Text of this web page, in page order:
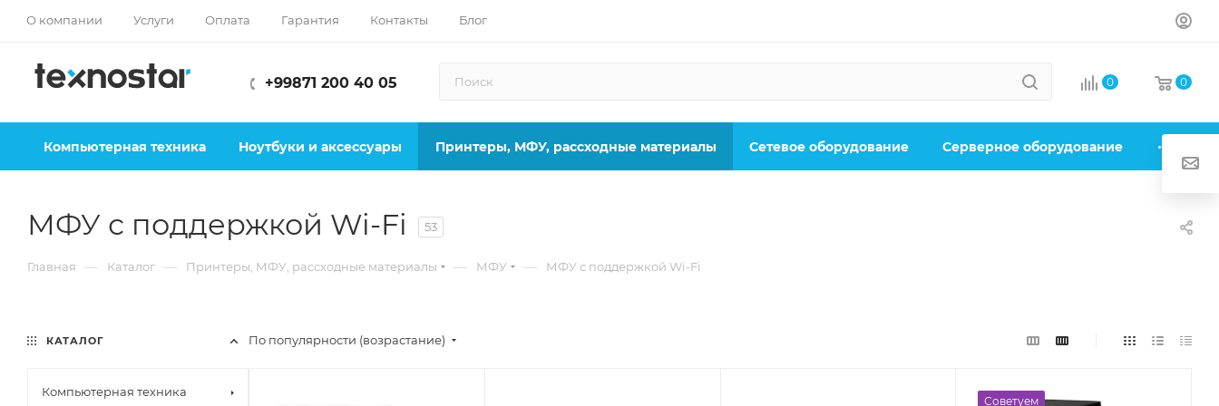
О компании Услуги Оплата Гарантия Контакты Блог
+99871 200 40 05 0 0
Компьютерная техника Ноутбуки и аксессуары Принтеры, МФУ, рассходные материалы Сетевое оборудование Серверное оборудование
МФУ с поддержкой Wi-Fi 53
Главная — Каталог — Принтеры, МФУ, рассходные материалы — МФУ — МФУ с поддержкой Wi-Fi
По популярности (возрастание)
Советуем
КАТАЛОГ
Компьютерная техника